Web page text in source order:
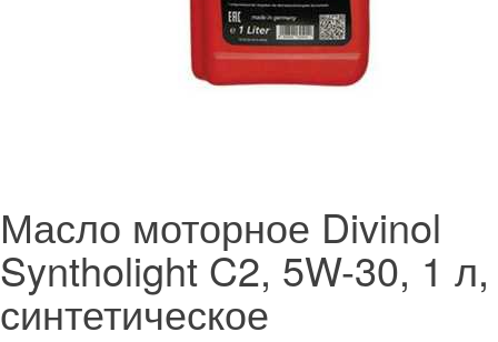
Масло моторное Divinol
Syntholight C2, 5W-30, 1 л,
синтетическое